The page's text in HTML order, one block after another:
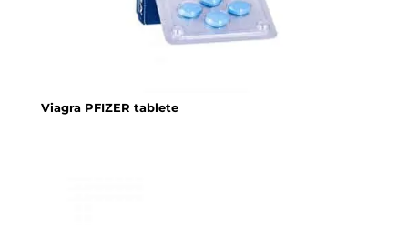
Viagra PFIZER tablete